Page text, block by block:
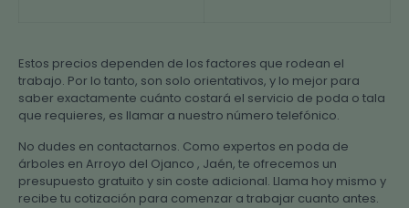
Estos precios dependen de los factores que rodean el
trabajo. Por lo tanto, son solo orientativos, y lo mejor para
saber exactamente cuánto costará el servicio de poda o tala
que requieres, es llamar a nuestro número telefónico.
No dudes en contactarnos. Como expertos en poda de
árboles en Arroyo del Ojanco , Jaén, te ofrecemos un
presupuesto gratuito y sin coste adicional. Llama hoy mismo y
recibe tu cotización para comenzar a trabajar cuanto antes.